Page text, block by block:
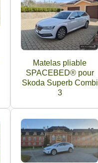
Matelas pliable
SPACEBED® pour
Skoda Superb Combi
3